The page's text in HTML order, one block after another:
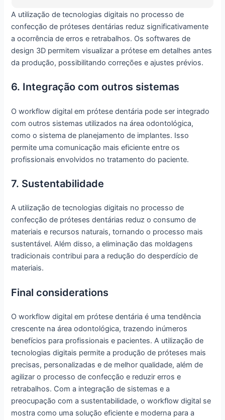
A utilização de tecnologias digitais no processo de
confecção de próteses dentárias reduz significativamente
a ocorrência de erros e retrabalhos. Os softwares de
design 3D permitem visualizar a prótese em detalhes antes
da produção, possibilitando correções e ajustes prévios.
6. Integração com outros sistemas
O workflow digital em prótese dentária pode ser integrado
com outros sistemas utilizados na área odontológica,
como o sistema de planejamento de implantes. Isso
permite uma comunicação mais eficiente entre os
profissionais envolvidos no tratamento do paciente.
7. Sustentabilidade
A utilização de tecnologias digitais no processo de
confecção de próteses dentárias reduz o consumo de
materiais e recursos naturais, tornando o processo mais
sustentável. Além disso, a eliminação das moldagens
tradicionais contribui para a redução do desperdício de
materiais.
Final considerations
O workflow digital em prótese dentária é uma tendência
crescente na área odontológica, trazendo inúmeros
benefícios para profissionais e pacientes. A utilização de
tecnologias digitais permite a produção de próteses mais
precisas, personalizadas e de melhor qualidade, além de
agilizar o processo de confecção e reduzir erros e
retrabalhos. Com a integração de sistemas e a
preocupação com a sustentabilidade, o workflow digital se
mostra como uma solução eficiente e moderna para a